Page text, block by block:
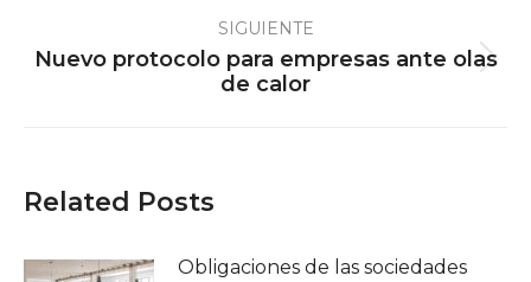
SIGUIENTE
Publicación
siguiente:
Nuevo protocolo para empresas ante olas
de calor
Related Posts
Obligaciones de las sociedades